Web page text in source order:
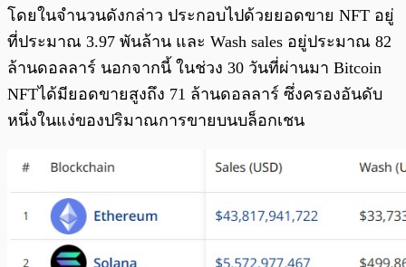
โดยในจำนวนดังกล่าว ประกอบไปด้วยยอดขาย NFT อยู่
ที่ประมาณ 3.97 พันล้าน และ Wash sales อยู่ประมาณ 82
ล้านดอลลาร์ นอกจากนี้ ในช่วง 30 วันที่ผ่านมา Bitcoin
NFTได้มียอดขายสูงถึง 71 ล้านดอลลาร์ ซึ่งครองอันดับ
หนึ่งในแง่ของปริมาณการขายบนบล็อกเชน